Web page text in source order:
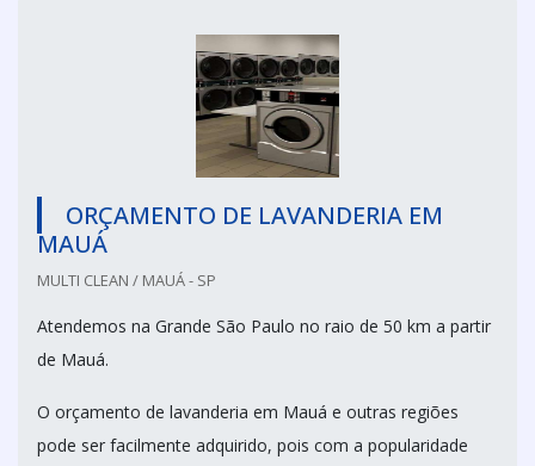
ORÇAMENTO DE LAVANDERIA EM
MAUÁ
MULTI CLEAN / MAUÁ - SP
Atendemos na Grande São Paulo no raio de 50 km a partir
de Mauá.
O orçamento de lavanderia em Mauá e outras regiões
pode ser facilmente adquirido, pois com a popularidade